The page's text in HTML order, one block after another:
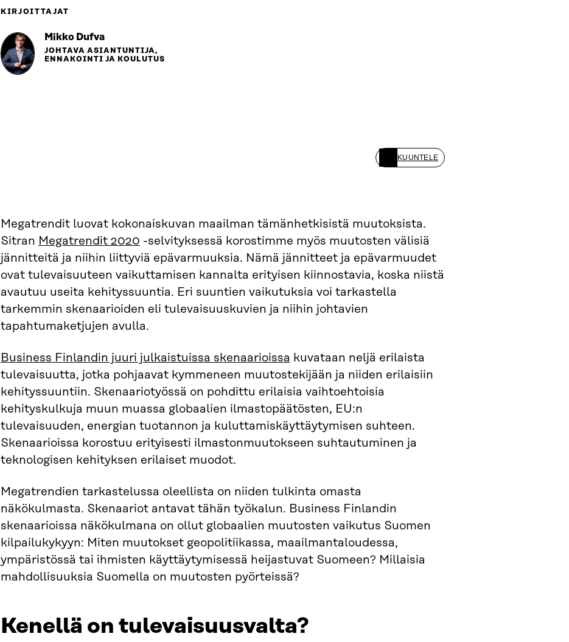
KIRJOITTAJAT
Mikko Dufva
JOHTAVA ASIANTUNTIJA,
ENNAKOINTI JA KOULUTUS
KUUNTELE
Megatrendit luovat kokonaiskuvan maailman tämänhetkisistä muutoksista.
Sitran Megatrendit 2020 -selvityksessä korostimme myös muutosten välisiä
jännitteitä ja niihin liittyviä epävarmuuksia. Nämä jännitteet ja epävarmuudet
ovat tulevaisuuteen vaikuttamisen kannalta erityisen kiinnostavia, koska niistä
avautuu useita kehityssuuntia. Eri suuntien vaikutuksia voi tarkastella
tarkemmin skenaarioiden eli tulevaisuuskuvien ja niihin johtavien
tapahtumaketjujen avulla.
Business Finlandin juuri julkaistuissa skenaarioissa kuvataan neljä erilaista
tulevaisuutta, jotka pohjaavat kymmeneen muutostekijään ja niiden erilaisiin
kehityssuuntiin. Skenaariotyössä on pohdittu erilaisia vaihtoehtoisia
kehityskulkuja muun muassa globaalien ilmastopäätösten, EU:n
tulevaisuuden, energian tuotannon ja kuluttamiskäyttäytymisen suhteen.
Skenaarioissa korostuu erityisesti ilmastonmuutokseen suhtautuminen ja
teknologisen kehityksen erilaiset muodot.
Megatrendien tarkastelussa oleellista on niiden tulkinta omasta
näkökulmasta. Skenaariot antavat tähän työkalun. Business Finlandin
skenaarioissa näkökulmana on ollut globaalien muutosten vaikutus Suomen
kilpailukykyyn: Miten muutokset geopolitiikassa, maailmantaloudessa,
ympäristössä tai ihmisten käyttäytymisessä heijastuvat Suomeen? Millaisia
mahdollisuuksia Suomella on muutosten pyörteissä?
Kenellä on tulevaisuusvalta?